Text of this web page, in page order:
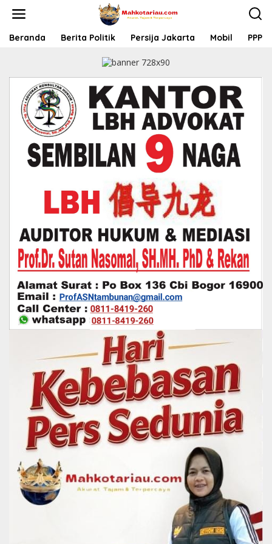
Beranda Berita Politik Persija Jakarta Mobil PPP